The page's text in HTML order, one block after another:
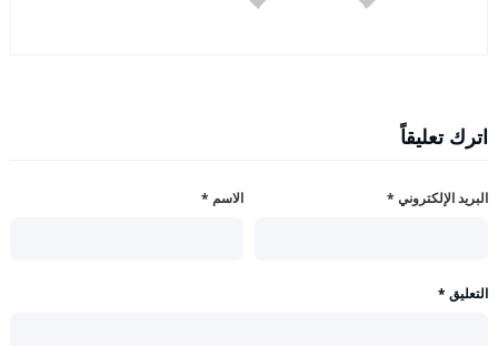
اترك تعليقاً
الاسم * البريد الإلكتروني *
التعليق *